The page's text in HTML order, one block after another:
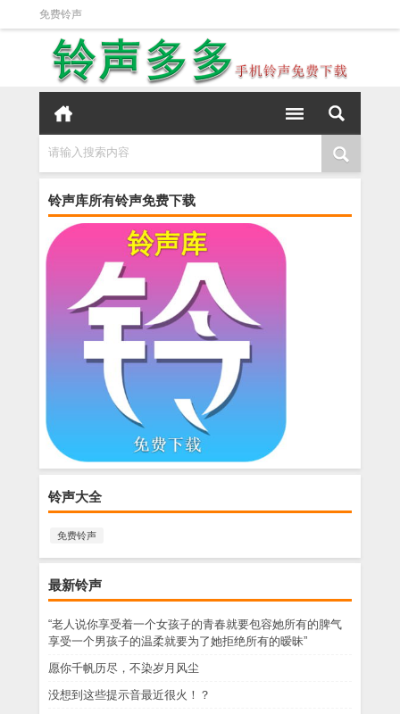
免费铃声
请输入搜索内容
铃声库所有铃声免费下载
铃声大全
免费铃声
最新铃声
“老人说你享受着一个女孩子的青春就要包容她所有的脾气
享受一个男孩子的温柔就要为了她拒绝所有的暧昧”
愿你千帆历尽，不染岁月风尘
没想到这些提示音最近很火！？